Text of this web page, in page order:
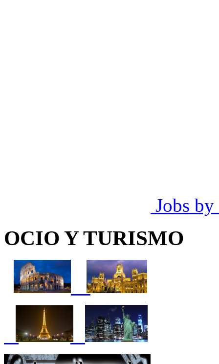
Jobs by
OCIO Y TURISMO